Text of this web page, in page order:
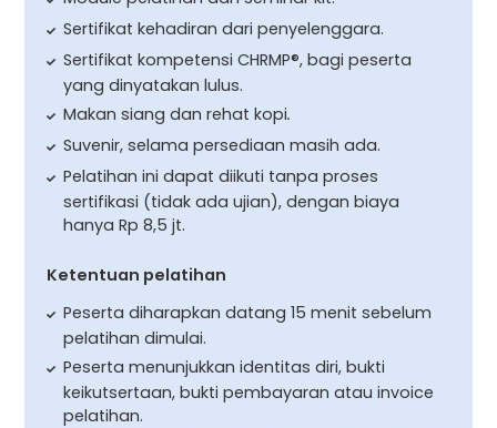
Sertifikat kehadiran dari penyelenggara.
Sertifikat kompetensi CHRMP®, bagi peserta
yang dinyatakan lulus.
Makan siang dan rehat kopi.
Suvenir, selama persediaan masih ada.
Pelatihan ini dapat diikuti tanpa proses
sertifikasi (tidak ada ujian), dengan biaya
hanya Rp 8,5 jt.
Ketentuan pelatihan
Peserta diharapkan datang 15 menit sebelum
pelatihan dimulai.
Peserta menunjukkan identitas diri, bukti
keikutsertaan, bukti pembayaran atau invoice
pelatihan.